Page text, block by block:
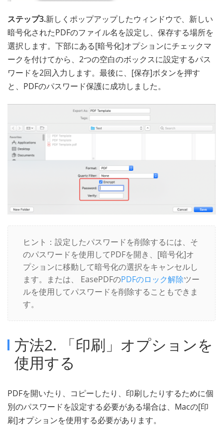
ステップ3.新しくポップアップしたウィンドウで、新しい
暗号化されたPDFのファイル名を設定し、保存する場所を
選択します。下部にある[暗号化]オプションにチェックマ
ークを付けてから、2つの空白のボックスに設定するパス
ワードを2回入力します。最後に、[保存]ボタンを押す
と、PDFのパスワード保護に成功しました。
ヒント：設定したパスワードを削除するには、そ
のパスワードを使用してPDFを開き、[暗号化]オ
プションに移動して暗号化の選択をキャンセルし
ます。または、 EasePDFのPDFのロック解除ツー
ルを使用してパスワードを削除することもできま
す。
方法2. 「印刷」オプションを
使用する
PDFを開いたり、コピーしたり、印刷したりするために個
別のパスワードを設定する必要がある場合は、Macの[印
刷]オプションを使用する必要があります。